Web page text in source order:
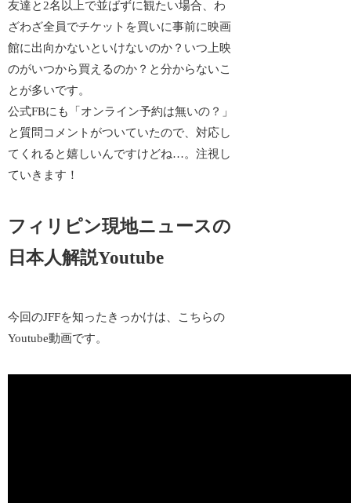
友達と2名以上で並ばずに観たい場合、わ
ざわざ全員でチケットを買いに事前に映画
館に出向かないといけないのか？いつ上映
のがいつから買えるのか？と分からないこ
とが多いです。
公式FBにも「オンライン予約は無いの？」
と質問コメントがついていたので、対応し
てくれると嬉しいんですけどね…。注視し
ていきます！
フィリピン現地ニュースの
日本人解説Youtube
今回のJFFを知ったきっかけは、こちらの
Youtube動画です。